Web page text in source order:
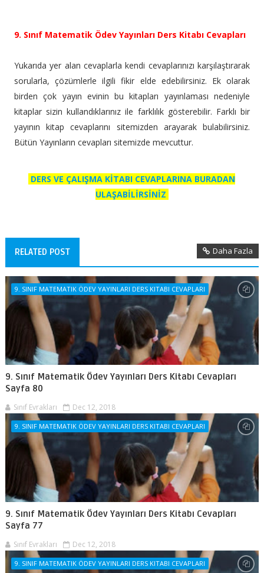
9. Sınıf Matematik Ödev Yayınları Ders Kitabı Cevapları
Yukarıda yer alan cevaplarla kendi cevaplarınızı karşılaştırarak
sorularla, çözümlerle ilgili fikir elde edebilirsiniz. Ek olarak
birden çok yayın evinin bu kitapları yayınlaması nedeniyle
kitaplar sizin kullandıklarınız ile farklılık gösterebilir. Farklı bir
yayının kitap cevaplarını sitemizden arayarak bulabilirsiniz.
Bütün Yayınların cevapları sitemizde mevcuttur.
DERS VE ÇALIŞMA KİTABI CEVAPLARINA BURADAN
ULAŞABİLİRSİNİZ
RELATED POST Daha Fazla
9. SINIF MATEMATIK ÖDEV YAYINLARI DERS KITABI CEVAPLARI
9. Sınıf Matematik Ödev Yayınları Ders Kitabı Cevapları
Sayfa 80
Sınıf Evrakları Dec 12, 2018
9. SINIF MATEMATIK ÖDEV YAYINLARI DERS KITABI CEVAPLARI
9. Sınıf Matematik Ödev Yayınları Ders Kitabı Cevapları
Sayfa 77
Sınıf Evrakları Dec 12, 2018
9. SINIF MATEMATIK ÖDEV YAYINLARI DERS KITABI CEVAPLARI